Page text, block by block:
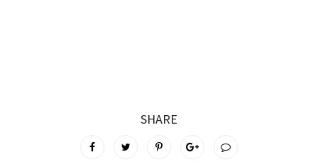
SHARE